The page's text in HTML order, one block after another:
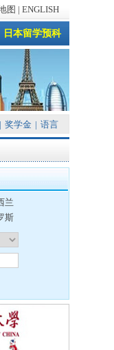
图 | ENGLISH
日本留学预科
| 奖学金 | 语言
兰
斯